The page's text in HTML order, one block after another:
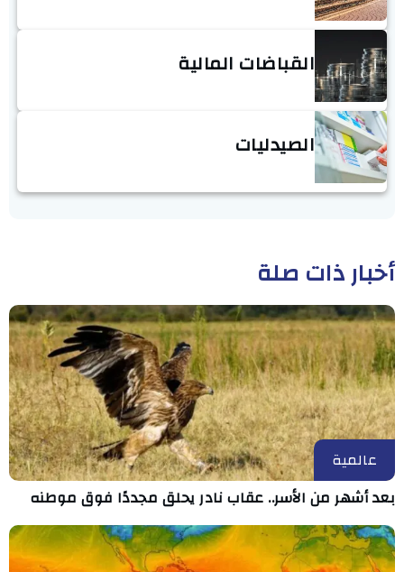
القباضات المالية
الصيدليات
أخبار ذات صلة
عالمية
بعد أشهر من الأسر.. عقاب نادر يحلق مجددًا فوق موطنه